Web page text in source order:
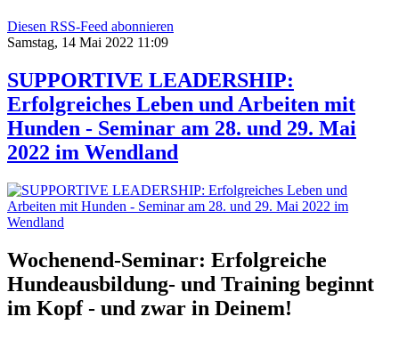
Diesen RSS-Feed abonnieren
Samstag, 14 Mai 2022 11:09
SUPPORTIVE LEADERSHIP:
Erfolgreiches Leben und Arbeiten mit
Hunden - Seminar am 28. und 29. Mai
2022 im Wendland
Wochenend-Seminar: Erfolgreiche
Hundeausbildung- und Training beginnt
im Kopf - und zwar in Deinem!